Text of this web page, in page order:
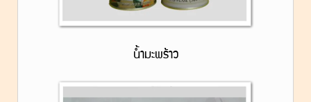
น้ำมะพร้าว